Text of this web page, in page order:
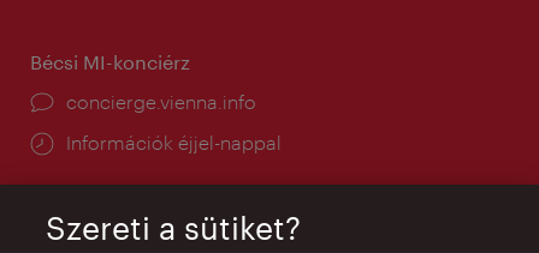
Bécsi MI-konciérz
concierge.vienna.info
Információk éjjel-nappal
Szereti a sütiket?